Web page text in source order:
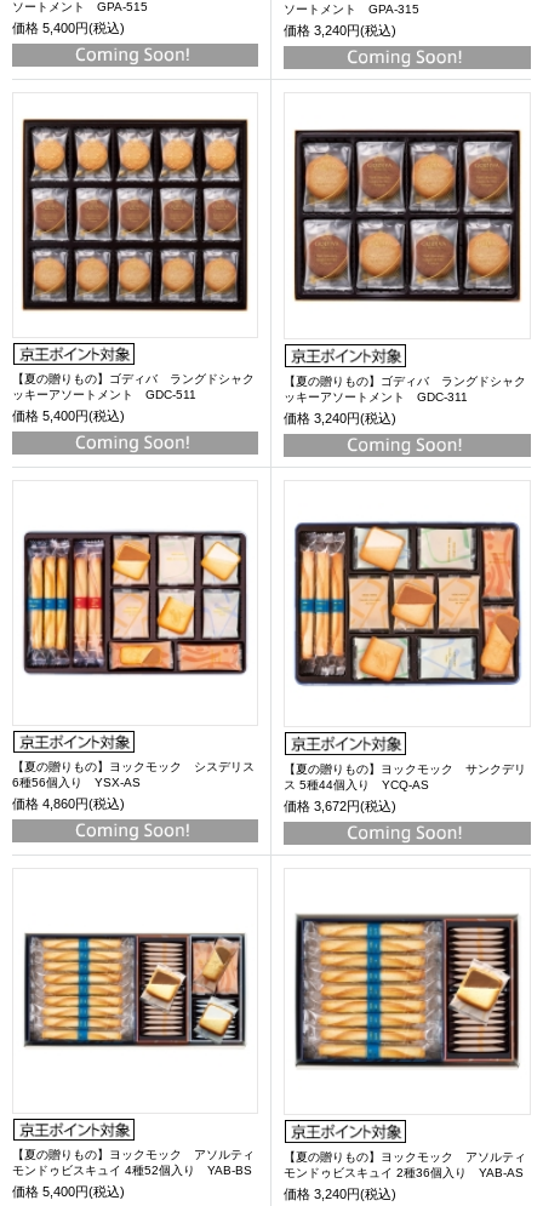
ソートメント GPA-515
価格 5,400円(税込)
ソートメント GPA-315
価格 3,240円(税込)
【夏の贈りもの】ゴディバ ラングドシャク
ッキーアソートメント GDC-511
価格 5,400円(税込)
【夏の贈りもの】ゴディバ ラングドシャク
ッキーアソートメント GDC-311
価格 3,240円(税込)
【夏の贈りもの】ヨックモック シスデリス
6種56個入り YSX-AS
価格 4,860円(税込)
【夏の贈りもの】ヨックモック サンクデリ
ス 5種44個入り YCQ-AS
価格 3,672円(税込)
【夏の贈りもの】ヨックモック アソルティ
モンドゥビスキュイ 4種52個入り YAB-BS
価格 5,400円(税込)
【夏の贈りもの】ヨックモック アソルティ
モンドゥビスキュイ 2種36個入り YAB-AS
価格 3,240円(税込)